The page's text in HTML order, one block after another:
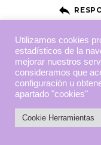
Ester
22
Hola
llevar
tarjeta
Utilizamos cookies
estadísticos de la
mejorar nuestros
consideramos que
configuración u
apartado "cookies"
Cookie Herramientas